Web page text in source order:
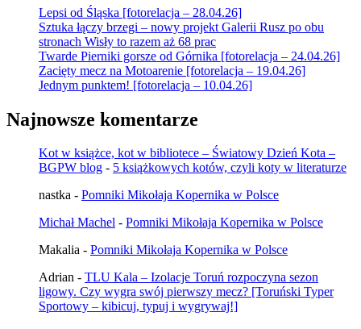
Lepsi od Śląska [fotorelacja – 28.04.26]
Sztuka łączy brzegi – nowy projekt Galerii Rusz po obu
stronach Wisły to razem aż 68 prac
Twarde Pierniki gorsze od Górnika [fotorelacja – 24.04.26]
Zacięty mecz na Motoarenie [fotorelacja – 19.04.26]
Jednym punktem! [fotorelacja – 10.04.26]
Najnowsze komentarze
Kot w książce, kot w bibliotece – Światowy Dzień Kota –
BGPW blog - 5 książkowych kotów, czyli koty w literaturze
nastka - Pomniki Mikołaja Kopernika w Polsce
Michał Machel - Pomniki Mikołaja Kopernika w Polsce
Makalia - Pomniki Mikołaja Kopernika w Polsce
Adrian - TLU Kala – Izolacje Toruń rozpoczyna sezon
ligowy. Czy wygra swój pierwszy mecz? [Toruński Typer
Sportowy – kibicuj, typuj i wygrywaj!]